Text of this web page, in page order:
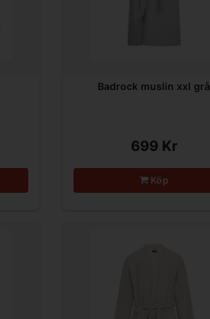
Badrock muslin xxl grå
699 Kr
Köp